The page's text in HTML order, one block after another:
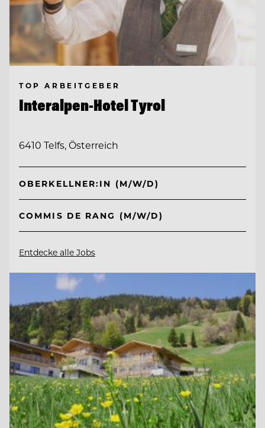
TOP ARBEITGEBER
Interalpen-Hotel Tyrol
6410 Telfs, Österreich
OBERKELLNER:IN (M/W/D)
COMMIS DE RANG (M/W/D)
Entdecke alle Jobs